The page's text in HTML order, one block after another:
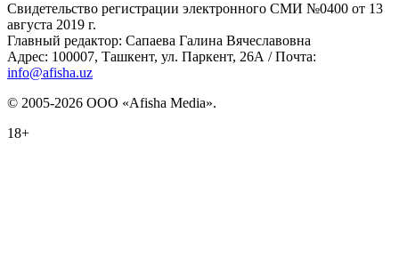
Свидетельство регистрации электронного СМИ №0400 от 13
августа 2019 г.
Главный редактор: Сапаева Галина Вячеславовна
Адрес: 100007, Ташкент, ул. Паркент, 26А / Почта:
info@afisha.uz
© 2005-2026 ООО «Afisha Media».
18+